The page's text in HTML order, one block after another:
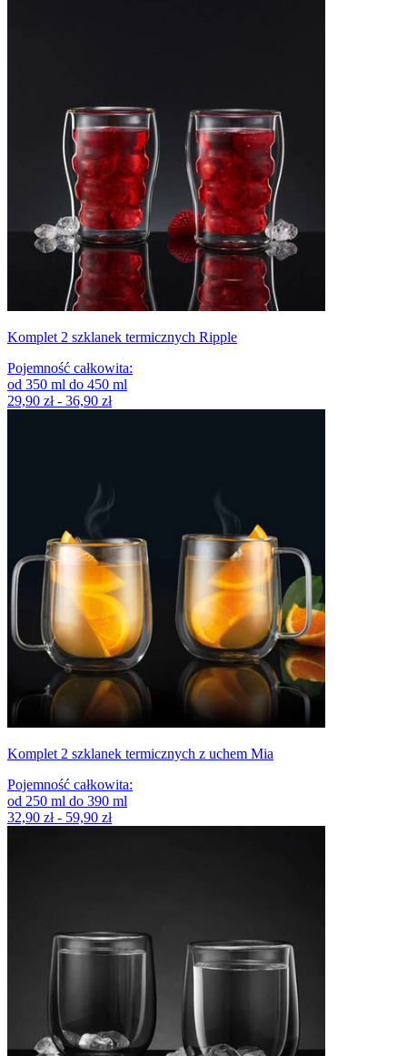
Komplet 2 szklanek termicznych Ripple
Pojemność całkowita:
od 350 ml do 450 ml
29,90 zł - 36,90 zł
Komplet 2 szklanek termicznych z uchem Mia
Pojemność całkowita:
od 250 ml do 390 ml
32,90 zł - 59,90 zł